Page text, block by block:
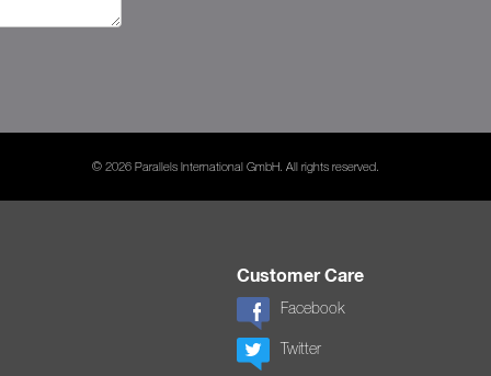
© 2026 Parallels International GmbH. All rights reserved.
Customer Care
Facebook
Twitter